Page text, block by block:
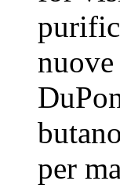
per